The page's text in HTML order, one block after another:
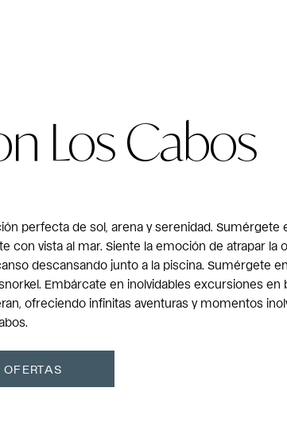
Los Cabos
perfecta de sol, arena y serenidad. Sumérgete
con vista al mar. Siente la emoción de atrapar la
descansando junto a la piscina. Sumérgete
Embárcate en inolvidables excursiones en
ofreciendo infinitas aventuras y momentos